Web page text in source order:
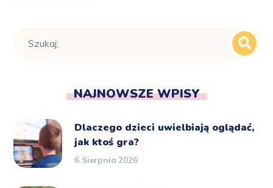
NAJNOWSZE WPISY
Dlaczego dzieci uwielbiają oglądać,
jak ktoś gra?
6 Sierpnia 2026